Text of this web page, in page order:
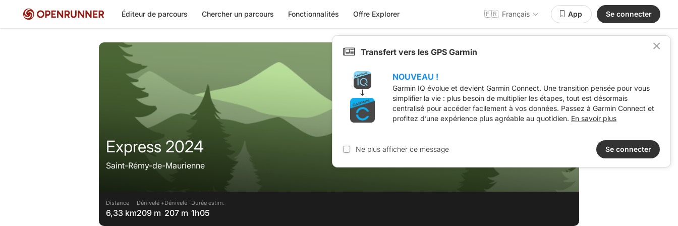
Éditeur de parcours Chercher un parcours Fonctionnalités Offre Explorer 🇫🇷 Français App Se connecter
Express 2024
Saint-Rémy-de-Maurienne
Distance
6,33 km
Dénivelé +
209 m
Dénivelé -
207 m
Durée estim.
1h05
Transfert vers les GPS Garmin
NOUVEAU !
Garmin IQ évolue et devient Garmin Connect. Une transition pensée pour vous
simplifier la vie : plus besoin de multiplier les étapes, tout est désormais
centralisé pour accéder facilement à vos données. Passez à Garmin Connect et
profitez d’une expérience plus agréable au quotidien. En savoir plus
Ne plus afficher ce message Se connecter